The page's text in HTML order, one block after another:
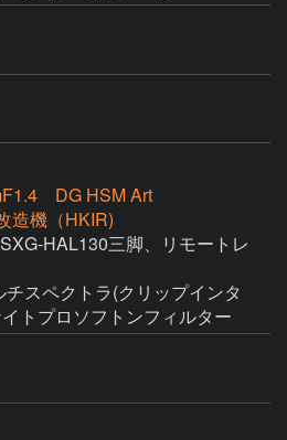
DG HSM Art
造機（HKIR)
HAL130三脚、リモートレ
スペクトラ(クリップインタ
トプロソフトンフィルター